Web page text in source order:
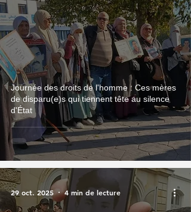
Journée des droits de l'homme : Ces mères
de disparu(e)s qui tiennent tête au silence
d'État
Actualité
29 oct. 2025 4 min de lecture